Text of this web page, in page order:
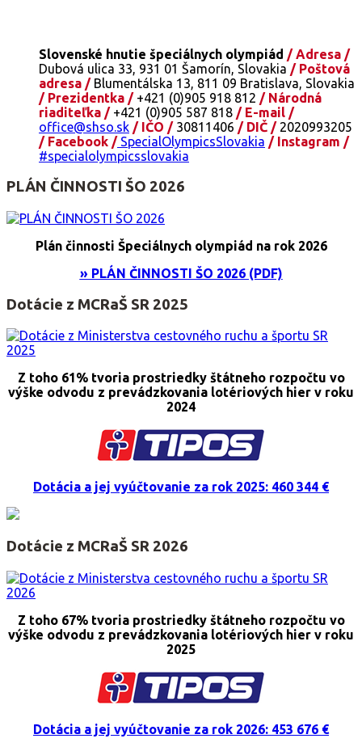
Slovenské hnutie špeciálnych olympiád / Adresa /
Dubová ulica 33, 931 01 Šamorín, Slovakia / Poštová
adresa /Blumentálska 13, 811 09 Bratislava, Slovakia
/ Prezidentka /+421 (0)905 918 812 / Národná
riaditeľka /+421 (0)905 587 818 / E-mail /
office@shso.sk / IČO /30811406 / DIČ /2020993205
/ Facebook /SpecialOlympicsSlovakia / Instagram /
#specialolympicsslovakia
PLÁN ČINNOSTI ŠO 2026
Plán činnosti Špeciálnych olympiád na rok 2026
» PLÁN ČINNOSTI ŠO 2026 (PDF)
Dotácie z MCRaŠ SR 2025
Z toho 61% tvoria prostriedky štátneho rozpočtu vo
výške odvodu z prevádzkovania lotériových hier v roku
2024
Dotácia a jej vyúčtovanie za rok 2025: 460 344 €
Dotácie z MCRaŠ SR 2026
Z toho 67% tvoria prostriedky štátneho rozpočtu vo
výške odvodu z prevádzkovania lotériových hier v roku
2025
Dotácia a jej vyúčtovanie za rok 2026: 453 676 €